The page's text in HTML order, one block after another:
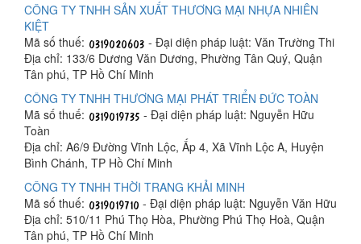
CÔNG TY TNHH SẢN XUẤT THƯƠNG MẠI NHỰA NHIÊN
KIỆT
Mã số thuế:
- Đại diện pháp luật: Văn Trường Thi
Địa chỉ: 133/6 Dương Văn Dương, Phường Tân Quý, Quận
Tân phú, TP Hồ Chí Minh
CÔNG TY TNHH THƯƠNG MẠI PHÁT TRIỂN ĐỨC TOÀN
Mã số thuế:
- Đại diện pháp luật: Nguyễn Hữu
Toàn
Địa chỉ: A6/9 Đường Vĩnh Lộc, Ấp 4, Xã Vĩnh Lộc A, Huyện
Bình Chánh, TP Hồ Chí Minh
CÔNG TY TNHH THỜI TRANG KHẢI MINH
Mã số thuế:
- Đại diện pháp luật: Nguyễn Văn Hữu
Địa chỉ: 510/11 Phú Thọ Hòa, Phường Phú Thọ Hoà, Quận
Tân phú, TP Hồ Chí Minh